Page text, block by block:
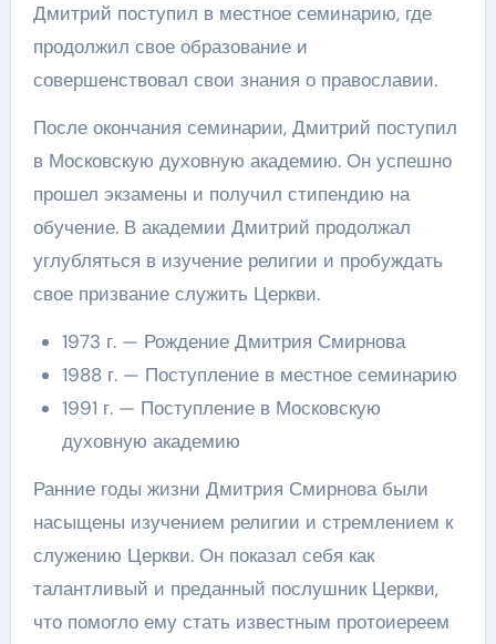
Дмитрий поступил в местное семинарию, где
продолжил свое образование и
совершенствовал свои знания о православии.
После окончания семинарии, Дмитрий поступил
в Московскую духовную академию. Он успешно
прошел экзамены и получил стипендию на
обучение. В академии Дмитрий продолжал
углубляться в изучение религии и пробуждать
свое призвание служить Церкви.
1973 г. — Рождение Дмитрия Смирнова
1988 г. — Поступление в местное семинарию
1991 г. — Поступление в Московскую
духовную академию
Ранние годы жизни Дмитрия Смирнова были
насыщены изучением религии и стремлением к
служению Церкви. Он показал себя как
талантливый и преданный послушник Церкви,
что помогло ему стать известным протоиереем